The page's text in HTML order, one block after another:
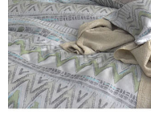
１．透過由恩沛科技股份有限
易，需依本服務之必要範圍內
權轉讓予恩沛科技股份有限公
２．關於個人資料處理事宜，
https://aftee.tw/terms/#terms3
３．未成年的使用者請事先徵
「AFTEE先享後付」，若未
任。